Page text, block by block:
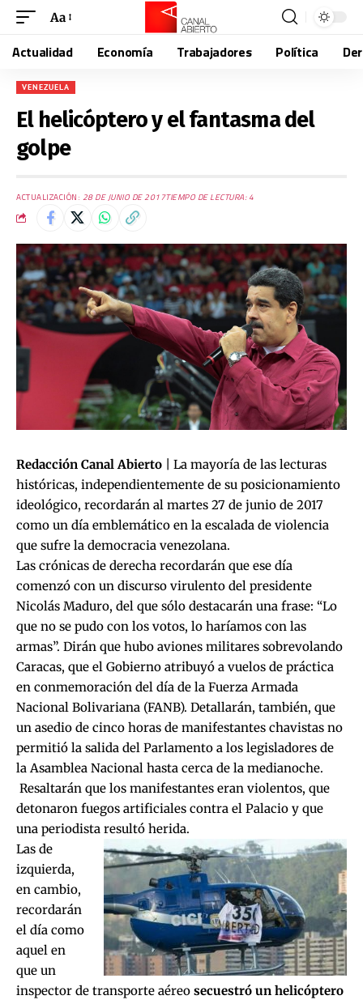
Aa
Actualidad Economía Trabajadores Política
VENEZUELA
El helicóptero y el fantasma del
golpe
ACTUALIZACIÓN: 28 DE JUNIO DE 2017TIEMPO DE LECTURA: 4
Redacción Canal Abierto | La mayoría de las lecturas
históricas, independientemente de su posicionamiento
ideológico, recordarán al martes 27 de junio de 2017
como un día emblemático en la escalada de violencia
que sufre la democracia venezolana.
Las crónicas de derecha recordarán que ese día
comenzó con un discurso virulento del presidente
Nicolás Maduro, del que sólo destacarán una frase: “Lo
que no se pudo con los votos, lo haríamos con las
armas”. Dirán que hubo aviones militares sobrevolando
Caracas, que el Gobierno atribuyó a vuelos de práctica
en conmemoración del día de la Fuerza Armada
Nacional Bolivariana (FANB). Detallarán, también, que
un asedio de cinco horas de manifestantes chavistas no
permitió la salida del Parlamento a los legisladores de
la Asamblea Nacional hasta cerca de la medianoche.
Resaltarán que los manifestantes eran violentos, que
detonaron fuegos artificiales contra el Palacio y que
una periodista resultó herida.
Las de
izquierda,
en cambio,
recordarán
el día como
aquel en
que un
inspector de transporte aéreo secuestró un helicóptero